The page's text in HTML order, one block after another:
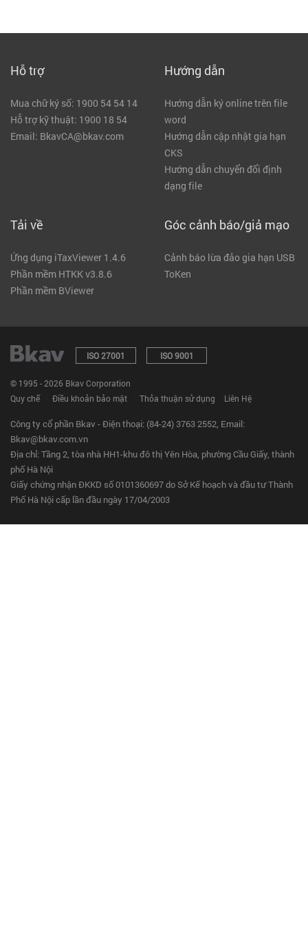
Hỗ trợ
Mua chữ ký số: 1900 54 54 14
Hỗ trợ kỹ thuật: 1900 18 54
Email: BkavCA@bkav.com
Hướng dẫn
Hướng dẫn ký online trên file
word
Hướng dẫn cập nhật gia hạn
CKS
Hướng dẫn chuyển đổi định
dạng file
Tải về
Ứng dụng iTaxViewer 1.4.6
Phần mềm HTKK v3.8.6
Phần mềm BViewer
Góc cảnh báo/giả mạo
Cảnh báo lừa đảo gia hạn USB
ToKen
ISO 27001 ISO 9001
© 1995 - 2026 Bkav Corporation
Quy chế
Điều khoản bảo mật Thỏa thuận sử dụng Liên Hệ
Công ty cổ phần Bkav - Điện thoại: (84-24) 3763 2552, Email:
Bkav@bkav.com.vn
Địa chỉ: Tầng 2, tòa nhà HH1-khu đô thị Yên Hòa, phường Cầu Giấy, thành
phố Hà Nội
Giấy chứng nhận ĐKKD số 0101360697 do Sở Kế hoạch và đầu tư Thành
Phố Hà Nội cấp lần đầu ngày 17/04/2003